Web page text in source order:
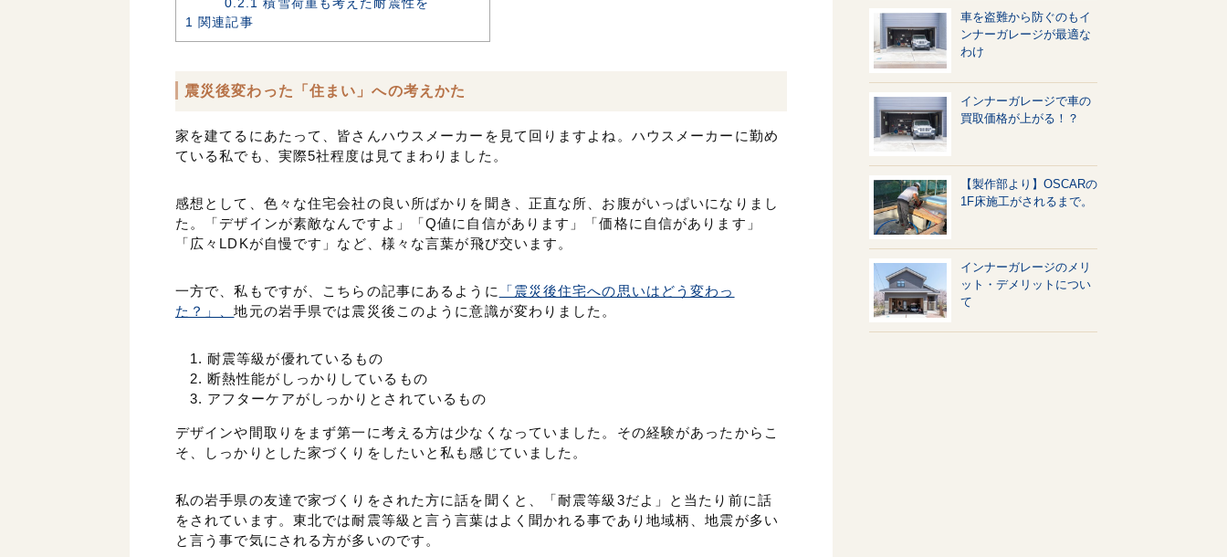
0.2.1 積雪荷重も考えた耐震性を
1 関連記事
震災後変わった「住まい」への考えかた
家を建てるにあたって、皆さんハウスメーカーを見て回りますよね。ハウスメーカーに勤め
ている私でも、実際5社程度は見てまわりました。
感想として、色々な住宅会社の良い所ばかりを聞き、正直な所、お腹がいっぱいになりまし
た。「デザインが素敵なんですよ」「Q値に自信があります」「価格に自信があります」
「広々LDKが自慢です」など、様々な言葉が飛び交います。
一方で、私もですが、こちらの記事にあるように
「震災後住宅への思いはどう変わっ
た？」、地元の岩手県では震災後このように意識が変わりました。
耐震等級が優れているもの
断熱性能がしっかりしているもの
アフターケアがしっかりとされているもの
デザインや間取りをまず第一に考える方は少なくなっていました。その経験があったからこ
そ、しっかりとした家づくりをしたいと私も感じていました。
私の岩手県の友達で家づくりをされた方に話を聞くと、「耐震等級3だよ」と当たり前に話
をされています。東北では耐震等級と言う言葉はよく聞かれる事であり地域柄、地震が多い
と言う事で気にされる方が多いのです。
車を盗難から防ぐのもイ
ンナーガレージが最適な
わけ
インナーガレージで車の
買取価格が上がる！？
【製作部より】OSCARの
1F床施工がされるまで。
インナーガレージのメリ
ット・デメリットについ
て